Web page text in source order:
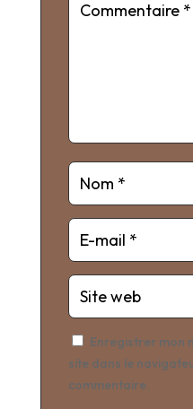
Enregistrer mon
site dans le
commentaire.